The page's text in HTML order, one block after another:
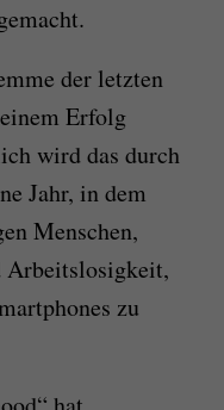
der letzten
Erfolg
wird das durch
Jahr, in dem
Menschen,
Arbeitslosigkeit,
zu